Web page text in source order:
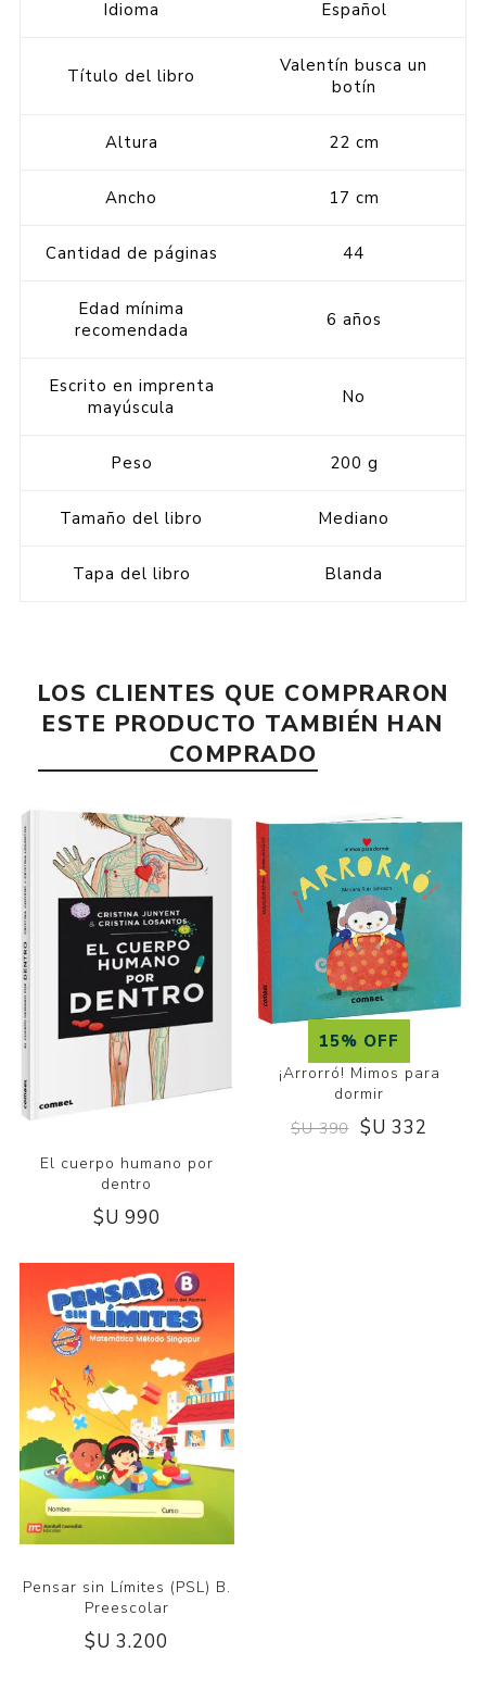
Idioma Español
Título del libro
Valentín busca un
botín
Altura 22 cm
Ancho 17 cm
Cantidad de páginas 44
Edad mínima
recomendada
6 años
Escrito en imprenta
mayúscula
No
Peso 200 g
Tamaño del libro Mediano
Tapa del libro Blanda
LOS CLIENTES QUE COMPRARON
ESTE PRODUCTO TAMBIÉN HAN
COMPRADO
El cuerpo humano por
dentro
$U 990
15% OFF
¡Arrorró! Mimos para
dormir
$U 390 $U 332
Pensar sin Límites (PSL) B.
Preescolar
$U 3.200